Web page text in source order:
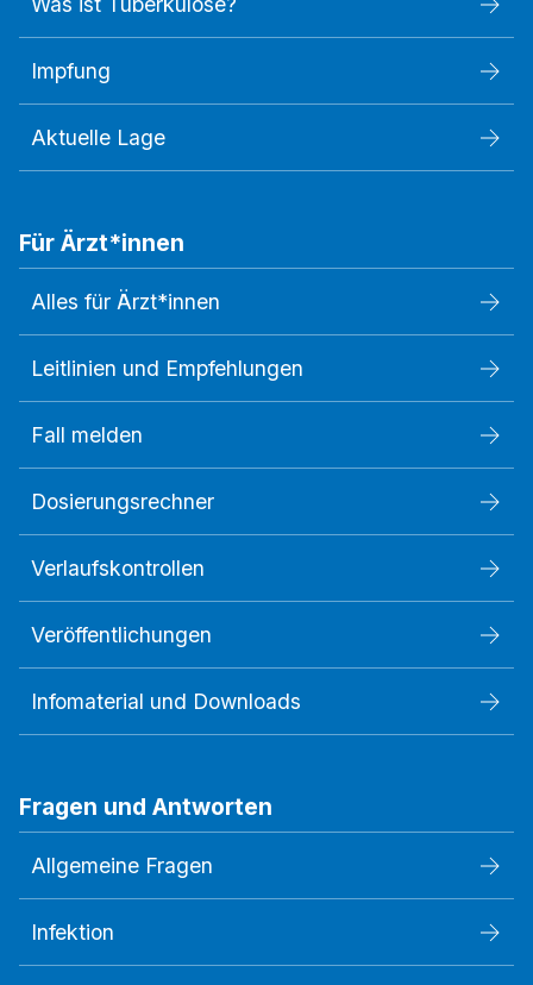
Impfung
Aktuelle Lage
Für Ärzt*innen
Alles für Ärzt*innen
Leitlinien und Empfehlungen
Fall melden
Dosierungsrechner
Verlaufskontrollen
Veröffentlichungen
Infomaterial und Downloads
Fragen und Antworten
Allgemeine Fragen
Infektion